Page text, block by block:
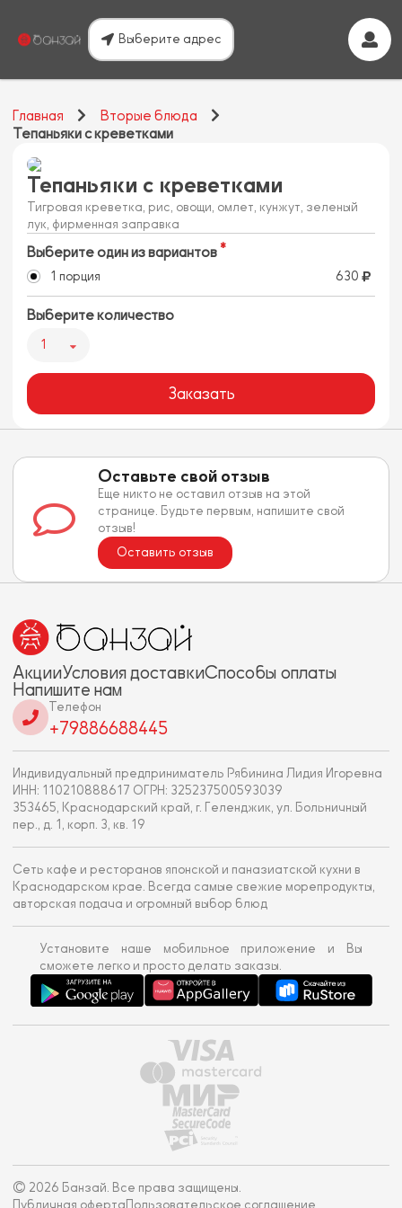
Выберите адрес
Главная
Вторые блюда
Тепаньяки с креветками
Тепаньяки с креветками
Тигровая креветка, рис, овощи, омлет, кунжут, зеленый
лук, фирменная заправка
Выберите один из вариантов
1 порция 630
Выберите количество
1
Заказать
Оставьте свой отзыв
Еще никто не оставил отзыв на этой
странице. Будьте первым, напишите свой
отзыв!
Оставить отзыв
АкцииУсловия доставкиСпособы оплаты
Напишите нам
Телефон
+79886688445
Индивидуальный предприниматель Рябинина Лидия Игоревна
ИНН: 110210888617 ОГРН: 325237500593039
353465, Краснодарский край, г. Геленджик, ул. Больничный
пер., д. 1, корп. 3, кв. 19
Сеть кафе и ресторанов японской и паназиатской кухни в
Краснодарском крае. Всегда самые свежие морепродукты,
авторская подача и огромный выбор блюд
Установите наше мобильное приложение и Вы
сможете легко и просто делать заказы.
© 2026 Банзай. Все права защищены.
Публичная оферта Пользовательское соглашение